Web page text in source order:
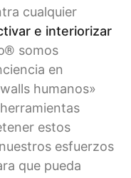
cualquier
e interiorizar
somos
en
humanos»
estos
esfuerzos
que pueda